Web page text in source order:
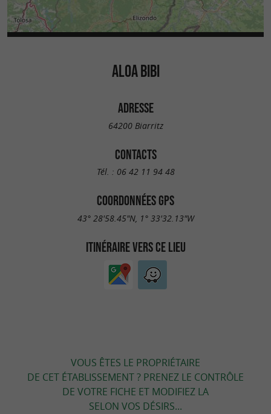
ALOA BIBI
ADRESSE
64200 Biarritz
CONTACTS
Tél. : 06 42 11 94 48
COORDONNÉES GPS
43° 28'58.45"N, 1° 33'32.13"W
ITINÉRAIRE VERS CE LIEU
VOUS ÊTES LE PROPRIÉTAIRE
DE CET ÉTABLISSEMENT ? PRENEZ LE CONTRÔLE
DE VOTRE FICHE ET MODIFIEZ LA
SELON VOS DÉSIRS...